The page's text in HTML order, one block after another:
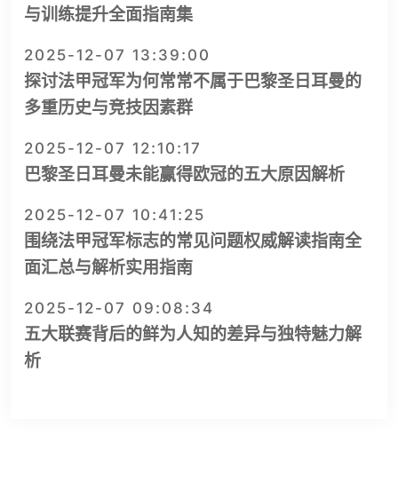
与训练提升全面指南集
2025-12-07 13:39:00
探讨法甲冠军为何常常不属于巴黎圣日耳曼的
多重历史与竞技因素群
2025-12-07 12:10:17
巴黎圣日耳曼未能赢得欧冠的五大原因解析
2025-12-07 10:41:25
围绕法甲冠军标志的常见问题权威解读指南全
面汇总与解析实用指南
2025-12-07 09:08:34
五大联赛背后的鲜为人知的差异与独特魅力解
析